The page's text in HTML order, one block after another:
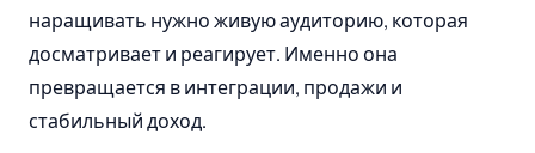
наращивать нужно живую аудиторию, которая
досматривает и реагирует. Именно она
превращается в интеграции, продажи и
стабильный доход.